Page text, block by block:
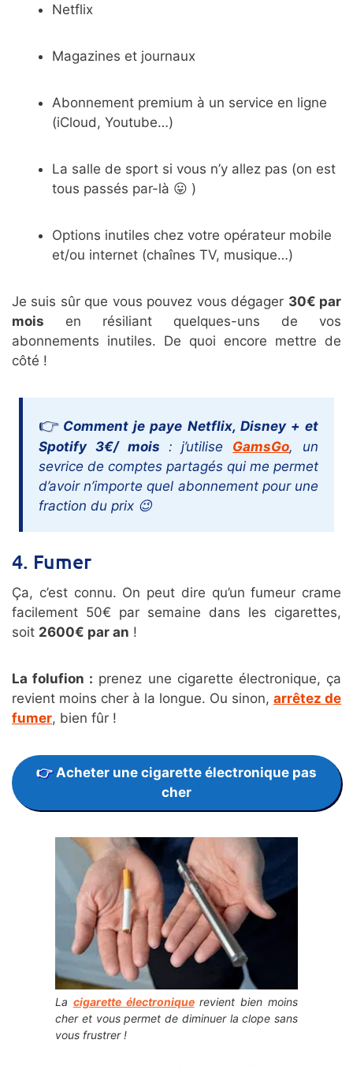
Netflix
Magazines et journaux
Abonnement premium à un service en ligne
(iCloud, Youtube…)
La salle de sport si vous n’y allez pas (on est
tous passés par-là 😛 )
Options inutiles chez votre opérateur mobile
et/ou internet (chaînes TV, musique…)
Je suis sûr que vous pouvez vous dégager 30€ par
mois en résiliant quelques-uns de vos
abonnements inutiles. De quoi encore mettre de
côté !
Comment je paye Netflix, Disney + et
Spotify 3€/ mois : j’utilise GamsGo, un
sevrice de comptes partagés qui me permet
d’avoir n’importe quel abonnement pour une
fraction du prix 😉
4. Fumer
Ça, c’est connu. On peut dire qu’un fumeur crame
facilement 50€ par semaine dans les cigarettes,
soit 2600€ par an !
La folufion : prenez une cigarette électronique, ça
revient moins cher à la longue. Ou sinon, arrêtez de
fumer, bien fûr !
Acheter une cigarette électronique pas
cher
La cigarette électroniquerevient bien moins
cher et vous permet de diminuer la clope sans
vous frustrer !